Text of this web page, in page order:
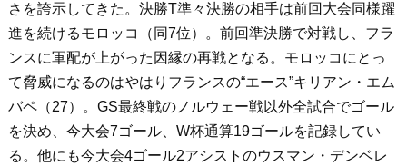
さを誇示してきた。決勝T準々決勝の相手は前回大会同様躍
進を続けるモロッコ（同7位）。前回準決勝で対戦し、フラ
ンスに軍配が上がった因縁の再戦となる。モロッコにとっ
て脅威になるのはやはりフランスの“エース”キリアン・エム
バペ（27）。GS最終戦のノルウェー戦以外全試合でゴール
を決め、今大会7ゴール、W杯通算19ゴールを記録してい
る。他にも今大会4ゴール2アシストのウスマン・デンベレ